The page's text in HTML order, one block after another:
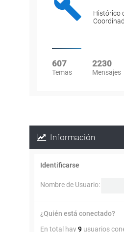
Histórico
607
Temas
2230
Mensajes
Información
Identificarse
Nombre de Usuario:
¿Quién está conectado?
En total hay9 usuarios